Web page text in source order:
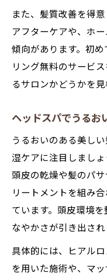
また、髪質改善を得
アフターケアや、ホ
傾向があります。初
リング無料のサービ
るサロンかどうかを見
ヘッドスパでうるお
うるおいのある美し
湿ケアに注目しましょ
頭皮の乾燥や髪のパ
リートメントを組み
ています。頭皮環境
なやかさが引き出され
具体的には、ヒアル
を用いた施術や、マ